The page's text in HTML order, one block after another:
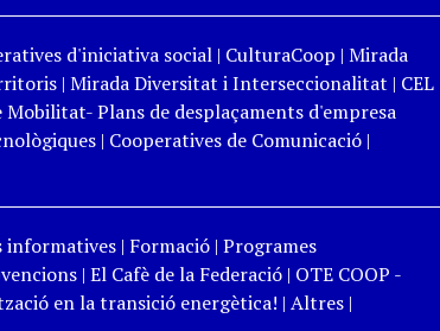
d'iniciativa social| CulturaCoop | Mirada
| Mirada Diversitat i Interseccionalitat | CEL
Mobilitat- Plans de desplaçaments d'empresa
| Cooperatives de Comunicació|
informatives| Formació| Programes
| El Cafè de la Federació| OTE COOP -
en la transició energètica! | Altres|